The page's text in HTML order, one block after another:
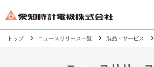
トップ ニュースリリース一覧 製品・サービス